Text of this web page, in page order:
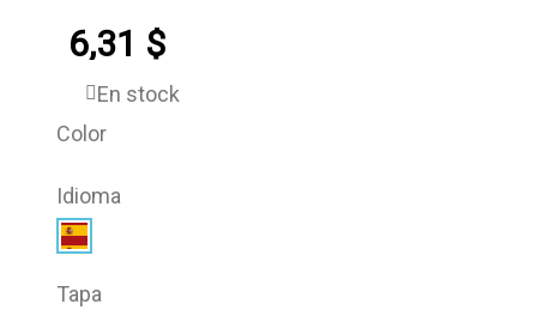
6,31 $
En stock
Color
Idioma
Tapa